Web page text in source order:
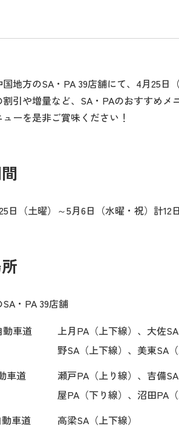
国地方のSA・PA 39店舗にて、4月25
引や増量など、SA・PAのおすすめ
ーを是非ご賞味ください！
日（土曜）～5月6日（水曜・祝）計12
・PA 39店舗
動車道
上月PA（上下線）、大佐
野SA（上下線）、美東SA
車道
瀬戸PA（上り線）、吉備
屋PA（下り線）、沼田PA
車道
高梁SA（上下線）